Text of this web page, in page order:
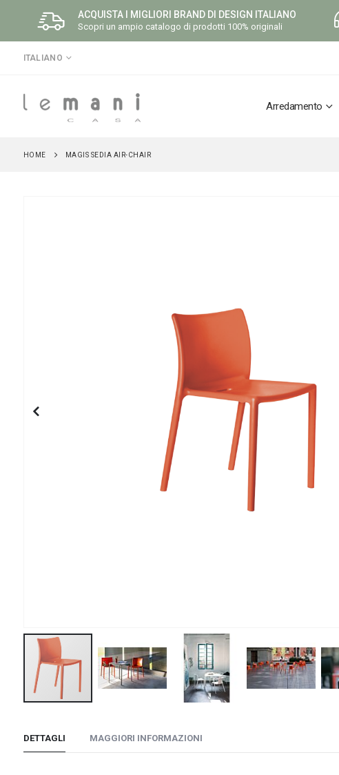
ACQUISTA I MIGLIORI BRAND DI DESIGN ITALIANO
Scopri un ampio catalogo di prodotti 100% originali
LINGUA
ITALIANO
Arredamento
HOME MAGIS SEDIA AIR-CHAIR
della
DETTAGLI MAGGIORI INFORMAZIONI